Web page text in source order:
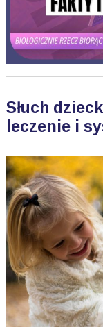
Słuch
leczenie i